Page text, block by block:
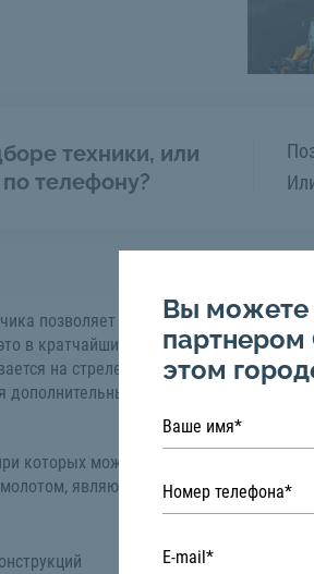
техники, или
по телефону?
позволяет выполнять ряд
в кратчайшие сроки.
на стреле вместо ковша и
дополнительным оборудованием
которых может потребоваться
являются:
Вы можете
партнером
этом